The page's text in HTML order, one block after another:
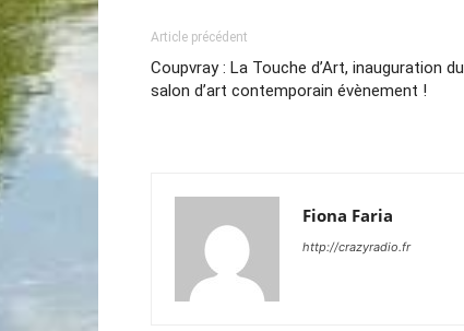
Article précédent
Coupvray : La Touche d’Art, inauguration du
salon d’art contemporain évènement !
Fiona Faria
http://crazyradio.fr